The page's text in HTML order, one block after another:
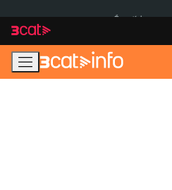
navegació
principal
contingut